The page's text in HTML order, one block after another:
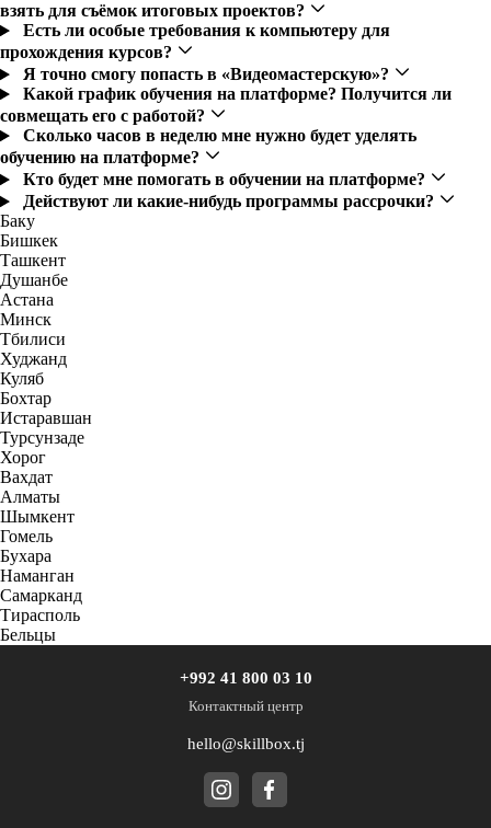
взять для съёмок итоговых проектов?
Есть ли особые требования к компьютеру для
прохождения курсов?
Я точно смогу попасть в «Видеомастерскую»?
Какой график обучения на платформе? Получится ли
совмещать его с работой?
Сколько часов в неделю мне нужно будет уделять
обучению на платформе?
Кто будет мне помогать в обучении на платформе?
Действуют ли какие-нибудь программы рассрочки?
Баку
Бишкек
Ташкент
Душанбе
Астана
Минск
Тбилиси
Худжанд
Куляб
Бохтар
Истаравшан
Турсунзаде
Хорог
Вахдат
Алматы
Шымкент
Гомель
Бухара
Наманган
Самарканд
Тирасполь
Бельцы
+992 41 800 03 10
Контактный центр
hello@skillbox.tj